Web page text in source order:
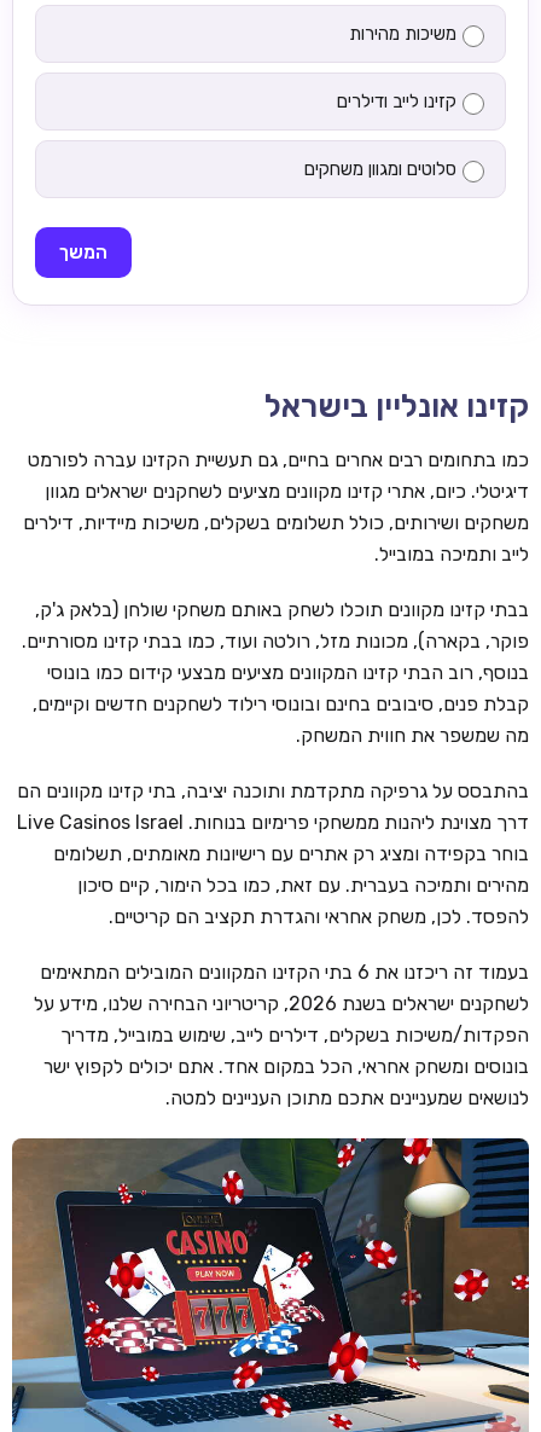
משיכות מהירות
קזינו לייב ודילרים
סלוטים ומגוון משחקים
המשך
קזינו אונליין בישראל
כמו בתחומים רבים אחרים בחיים, גם תעשיית הקזינו עברה לפורמט
דיגיטלי. כיום, אתרי קזינו מקוונים מציעים לשחקנים ישראלים מגוון
משחקים ושירותים, כולל תשלומים בשקלים, משיכות מיידיות, דילרים
לייב ותמיכה במובייל.
בבתי קזינו מקוונים תוכלו לשחק באותם משחקי שולחן (בלאק ג'ק,
פוקר, בקארה), מכונות מזל, רולטה ועוד, כמו בבתי קזינו מסורתיים.
בנוסף, רוב הבתי קזינו המקוונים מציעים מבצעי קידום כמו בונוסי
קבלת פנים, סיבובים בחינם ובונוסי רילוד לשחקנים חדשים וקיימים,
מה שמשפר את חווית המשחק.
בהתבסס על גרפיקה מתקדמת ותוכנה יציבה, בתי קזינו מקוונים הם
דרך מצוינת ליהנות ממשחקי פרימיום בנוחות. Live Casinos Israel
בוחר בקפידה ומציג רק אתרים עם רישיונות מאומתים, תשלומים
מהירים ותמיכה בעברית. עם זאת, כמו בכל הימור, קיים סיכון
להפסד. לכן, משחק אחראי והגדרת תקציב הם קריטיים.
בעמוד זה ריכזנו את 6 בתי הקזינו המקוונים המובילים המתאימים
לשחקנים ישראלים בשנת 2026, קריטריוני הבחירה שלנו, מידע על
הפקדות/משיכות בשקלים, דילרים לייב, שימוש במובייל, מדריך
בונוסים ומשחק אחראי, הכל במקום אחד. אתם יכולים לקפוץ ישר
לנושאים שמעניינים אתכם מתוכן העניינים למטה.